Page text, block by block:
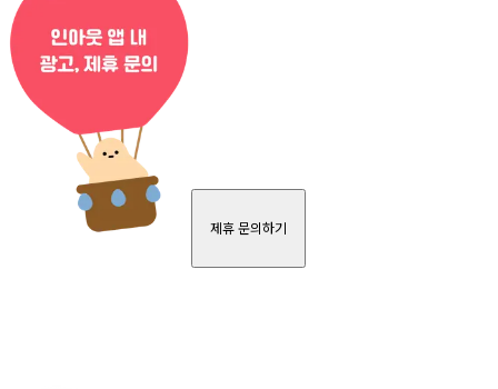
제휴 문의하기